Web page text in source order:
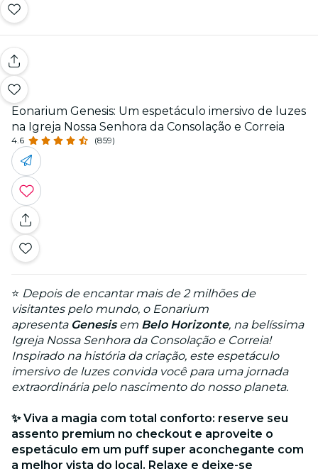
Eonarium Genesis: Um espetáculo imersivo de luzes
na Igreja Nossa Senhora da Consolação e Correia
4.6 (859)
⭐ Depois de encantar mais de 2 milhões de
visitantes pelo mundo, o Eonarium
apresenta Genesisem Belo Horizonte, na belíssima
Igreja Nossa Senhora da Consolação e Correia!
Inspirado na história da criação, este espetáculo
imersivo de luzes convida você para uma jornada
extraordinária pelo nascimento do nosso planeta.
✨ Viva a magia com total conforto: reserve seu
assento premium no checkout e aproveite o
espetáculo em um puff super aconchegante com
a melhor vista do local. Relaxe e deixe-se